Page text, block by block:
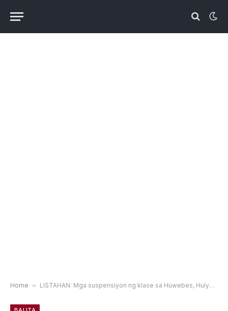
Home » LISTAHAN: Mga suspensiyon ng klase sa Huwebes, Hulyo 9 habang paparating ang super typhoon